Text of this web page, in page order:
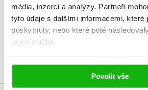
média, inzerci a analýzy. Partneři
tyto údaje s dalšími informacemi, které
poskytnuty, nebo které poté
jejich služby.
Povolit vše
Vaše hodnocení
Uživatelskou recenzi mohou vkládat pouze
Přihlásit